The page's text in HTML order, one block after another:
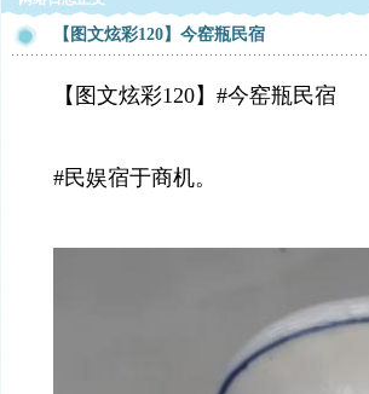
【图文炫彩120】今窑瓶民宿
【图文炫彩120】#今窑瓶民宿
#民娱宿于商机。